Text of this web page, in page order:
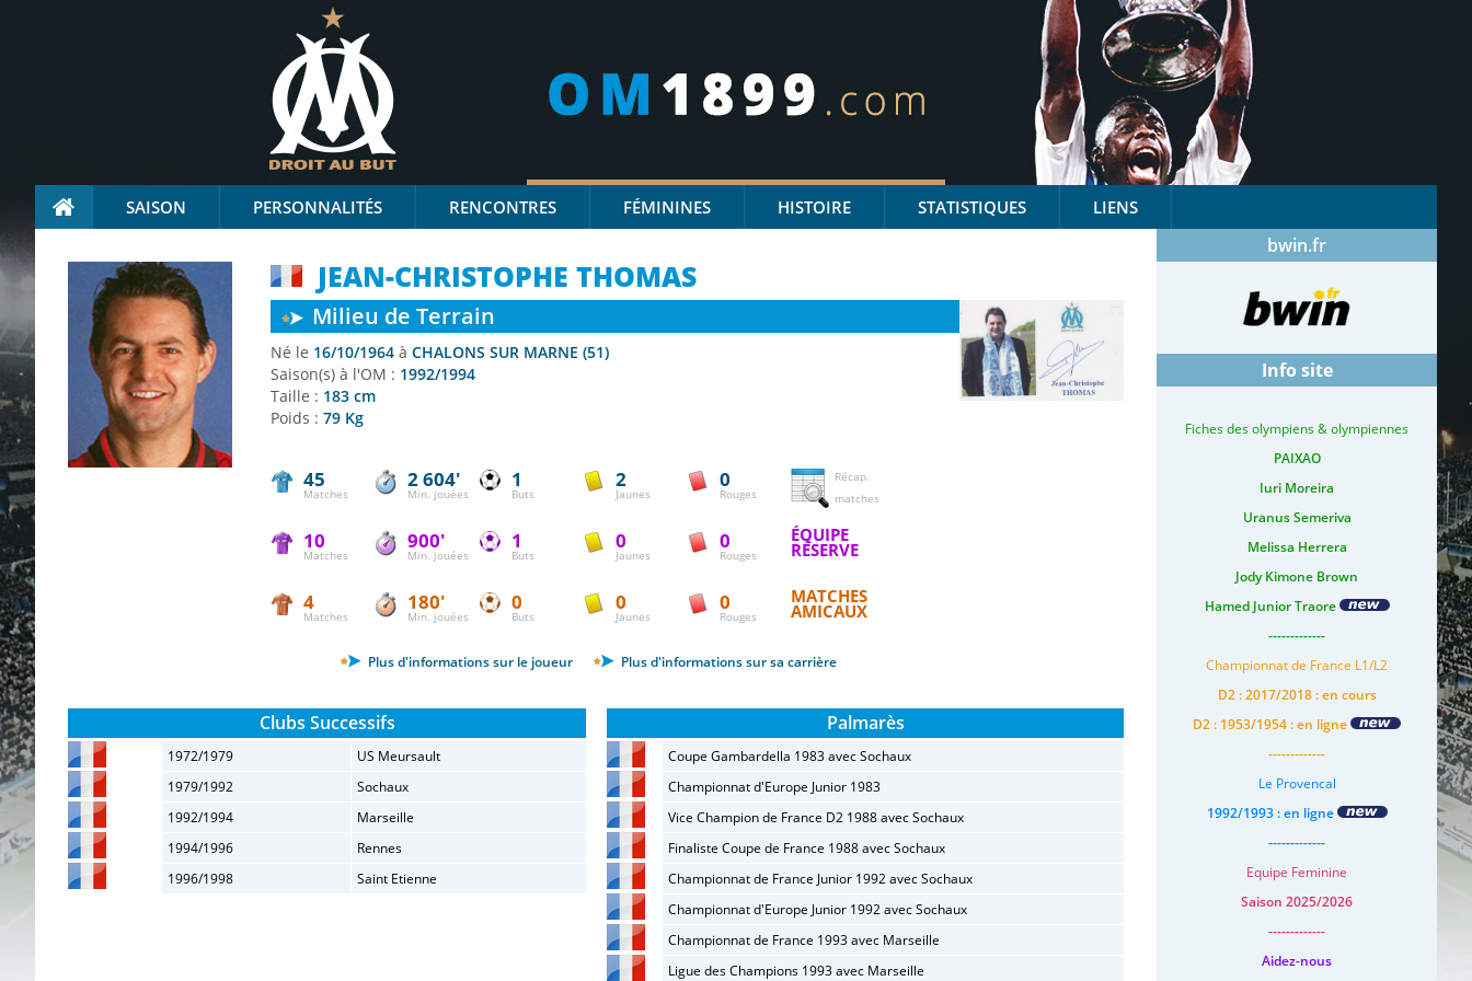
SAISON PERSONNALITÉS RENCONTRES FÉMININES HISTOIRE STATISTIQUES LIENS
JEAN-CHRISTOPHE THOMAS
Milieu de Terrain
Né le 16/10/1964 à CHALONS SUR MARNE (51)
Saison(s) à l'OM : 1992/1994
Taille : 183 cm
Poids : 79 Kg
45
Matches
2 604'
Min. jouées
1
Buts
2
Jaunes
0
Rouges
Récap.
matches
10
Matches
900'
Min. jouées
1
Buts
0
Jaunes
0
Rouges
ÉQUIPE
RÉSERVE
4
Matches
180'
Min. jouées
0
Buts
0
Jaunes
0
Rouges
MATCHES
AMICAUX
Plus d'informations sur le joueur Plus d'informations sur sa carrière
Clubs Successifs
1972/1979
US Meursault
1979/1992
Sochaux
1992/1994
Marseille
1994/1996
Rennes
1996/1998
Saint Etienne
Palmarès
Coupe Gambardella 1983 avec Sochaux
Championnat d'Europe Junior 1983
Vice Champion de France D2 1988 avec Sochaux
Finaliste Coupe de France 1988 avec Sochaux
Championnat de France Junior 1992 avec Sochaux
Championnat d'Europe Junior 1992 avec Sochaux
Championnat de France 1993 avec Marseille
Ligue des Champions 1993 avec Marseille
bwin.fr
Info site
Fiches des olympiens & olympiennes
PAIXAO
Iuri Moreira
Uranus Semeriva
Melissa Herrera
Jody Kimone Brown
Hamed Junior Traore
-------------
Championnat de France L1/L2
D2 : 2017/2018 : en cours
D2 : 1953/1954 : en ligne
-------------
Le Provencal
1992/1993 : en ligne
-------------
Equipe Feminine
Saison 2025/2026
-------------
Aidez-nous